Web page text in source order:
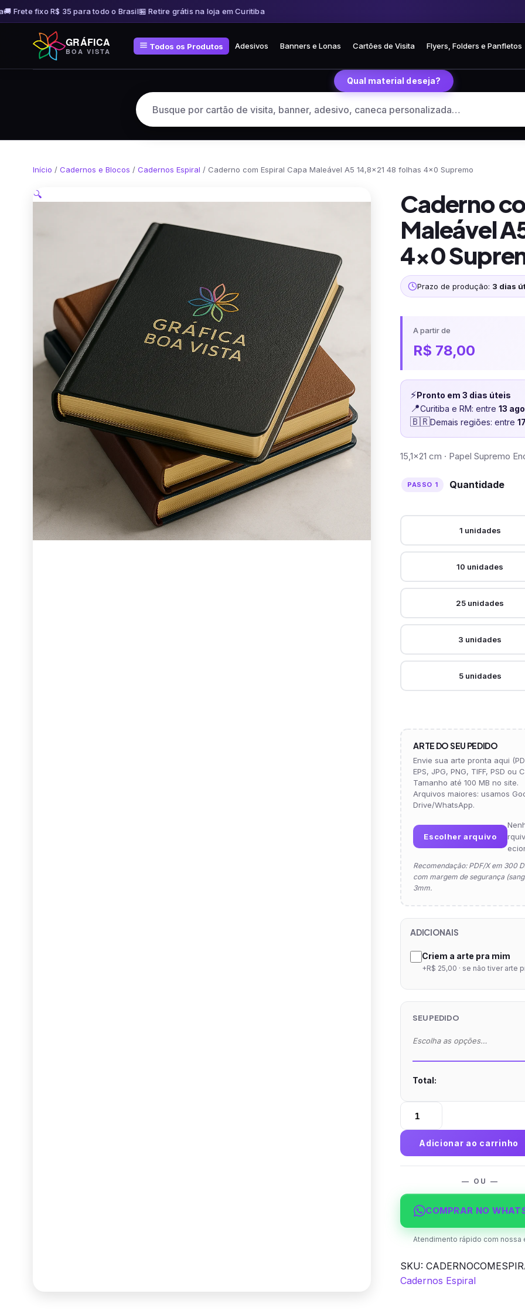
Frete fixo R$ 35 para todo o Brasil🏪 Retire grátis na loja em Curitiba🚚 Frete fixo R$ 35 para todo o Brasil
conteúdo
GRÁFICA
BOA VISTA
Todos os Produtos Adesivos Banners e Lonas Cartões de Visita Flyers, Folders e Panfletos
Qual material deseja?
Início / Cadernos e Blocos / Cadernos Espiral / Caderno com Espiral Capa Maleável A5 14,8×21 48 folhas 4×0 Supremo
🔍
Caderno
Maleável
4×0
Prazo de produção: 3 dias
A partir de
R$ 78,00
⚡Pronto em 3 dias úteis
📍Curitiba e RM: entre13 ago
🇧🇷Demais regiões: entre
15,1×21 cm · Papel Supremo
Quantidade
1 unidades
10 unidades
25 unidades
3 unidades
5 unidades
ARTE DO SEU PEDIDO
Envie sua arte pronta aqui
EPS, JPG, PNG, TIFF, PSD ou
Tamanho até 100 MB no site.
Arquivos maiores: usamos
Drive/WhatsApp.
Escolher arquivo
Recomendação: PDF/X em 300
com margem de segurança
3mm.
ADICIONAIS
Criem a arte pra mim
+R$ 25,00 · se não tiver arte
SEU PEDIDO
Escolha as opções…
Total:
Caderno
com
Espiral
Capa
Maleável
14,8x21
folhas
4x0
quantidade
Adicionar ao carrinho
— OU —
COMPRAR NO
Atendimento rápido com nossa
SKU:
Cadernos Espiral